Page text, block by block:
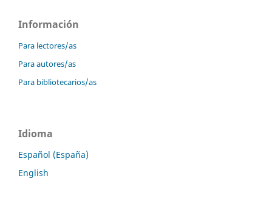
Información
Para lectores/as
Para autores/as
Para bibliotecarios/as
Idioma
Español (España)
English